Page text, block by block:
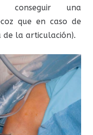
conseguir una
que en caso de
la articulación).